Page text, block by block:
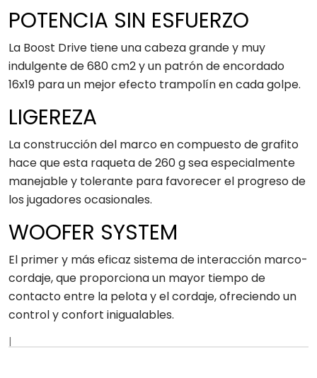
POTENCIA SIN ESFUERZO
La Boost Drive tiene una cabeza grande y muy
indulgente de 680 cm2 y un patrón de encordado
16x19 para un mejor efecto trampolín en cada golpe.
LIGEREZA
La construcción del marco en compuesto de grafito
hace que esta raqueta de 260 g sea especialmente
manejable y tolerante para favorecer el progreso de
los jugadores ocasionales.
WOOFER SYSTEM
El primer y más eficaz sistema de interacción marco-
cordaje, que proporciona un mayor tiempo de
contacto entre la pelota y el cordaje, ofreciendo un
control y confort inigualables.
|